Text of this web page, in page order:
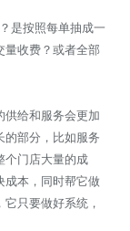
是按照每单抽成一
量收费？或者全部
供给和服务会更加
的部分，比如服务
个门店大量的成
成本，同时帮它做
只要做好系统，